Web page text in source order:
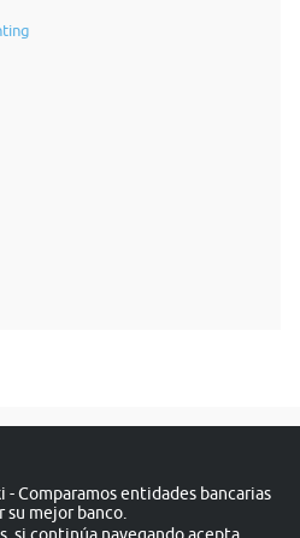
Comparamos entidades bancarias
su mejor banco.